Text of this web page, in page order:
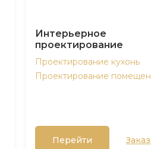
Интерьерное
проектирование
Проектирование кухонь
Проектирование
Перейти